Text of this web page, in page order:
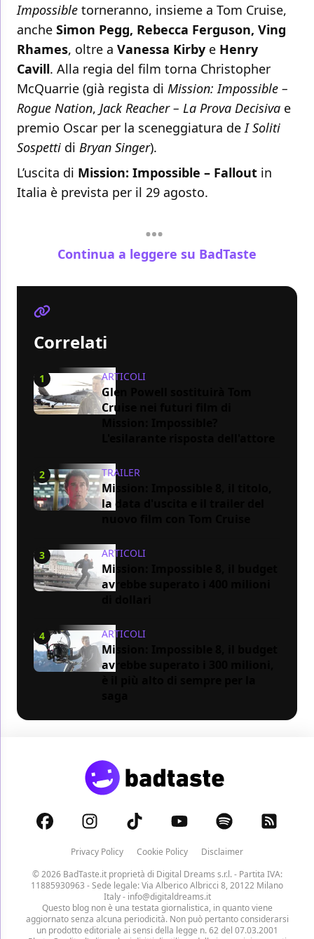
Impossible torneranno, insieme a Tom Cruise,
anche Simon Pegg, Rebecca Ferguson, Ving
Rhames, oltre a Vanessa Kirby e Henry
Cavill. Alla regia del film torna Christopher
McQuarrie (già regista di Mission: Impossible –
Rogue Nation, Jack Reacher – La Prova Decisiva e
premio Oscar per la sceneggiatura deI Soliti
Sospetti di Bryan Singer).
L’uscita di Mission: Impossible – Fallout in
Italia è prevista per il 29 agosto.
Continua a leggere su BadTaste
Correlati
1 ARTICOLI
Glen Powell sostituirà Tom
Cruise nei futuri film di
2 TRAILER
Mission: Impossible 8, il titolo,
la data d'uscita e il trailer del
3 ARTICOLI
Mission: Impossible 8, il budget
avrebbe superato i 400 milioni
4 ARTICOLI
Mission: Impossible 8, il budget
avrebbe superato i 300 milioni,
Privacy Policy Cookie Policy
Disclaimer
© 2026 BadTaste.it proprietà di Digital Dreams s.r.l.- Partita IVA:
11885930963 - Sede legale: Via Alberico Albricci 8, 20122 Milano
Italy - info@digitaldreams.it
Questo blog non è una testata giornalistica, in quanto viene
aggiornato senza alcuna periodicità. Non può pertanto considerarsi
un prodotto editoriale ai sensi della legge n. 62 del 07.03.2001